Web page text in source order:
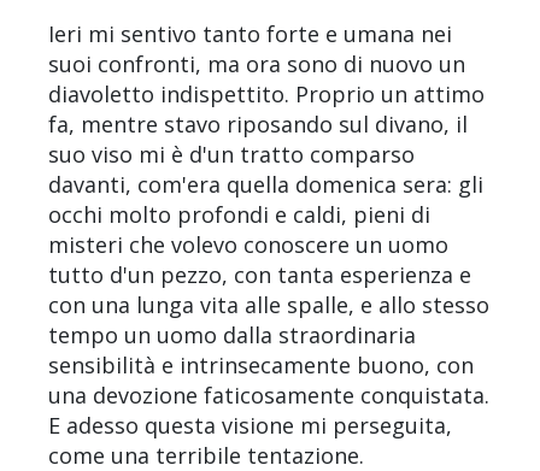
Ieri mi sentivo tanto forte e umana nei
suoi confronti, ma ora sono di nuovo un
diavoletto indispettito. Proprio un attimo
fa, mentre stavo riposando sul divano, il
suo viso mi è d'un tratto comparso
davanti, com'era quella domenica sera: gli
occhi molto profondi e caldi, pieni di
misteri che volevo conoscere un uomo
tutto d'un pezzo, con tanta esperienza e
con una lunga vita alle spalle, e allo stesso
tempo un uomo dalla straordinaria
sensibilità e intrinsecamente buono, con
una devozione faticosamente conquistata.
E adesso questa visione mi perseguita,
come una terribile tentazione.